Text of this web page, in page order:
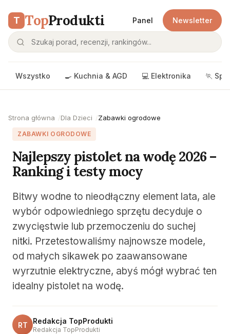
T TopProdukti Panel Newsletter
Wszystko 🍳 Kuchnia & AGD 💻 Elektronika 🏃
Strona główna Dla Dzieci Zabawki ogrodowe
ZABAWKI OGRODOWE
Najlepszy pistolet na wodę 2026 –
Ranking i testy mocy
Bitwy wodne to nieodłączny element lata, ale
wybór odpowiedniego sprzętu decyduje o
zwycięstwie lub przemoczeniu do suchej
nitki. Przetestowaliśmy najnowsze modele,
od małych sikawek po zaawansowane
wyrzutnie elektryczne, abyś mógł wybrać ten
idealny pistolet na wodę.
RT Redakcja TopProdukti
Redakcja TopProdukti